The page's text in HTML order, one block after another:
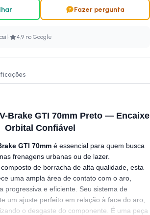
Fazer pergunta
· 4,9 no Google
Brake GTI 70mm Preto — Encaixe
Orbital Confiável
GTI 70mm é essencial para quem busca
frenagens urbanas ou de lazer.
de borracha de alta qualidade, esta
uma ampla área de contato com o aro,
progressiva e eficiente. Seu sistema de
um ajuste perfeito em relação à face do aro,
o desgaste do componente. É uma peça